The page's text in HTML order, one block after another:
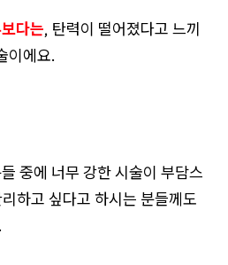
다는, 탄력이 떨어졌다고 느끼
이에요.
중에 너무 강한 시술이 부담스
하고 싶다고 하시는 분들께도